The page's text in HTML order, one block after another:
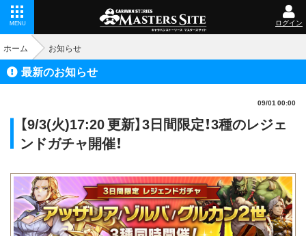
MENU ログイン
ホーム お知らせ
最新のお知らせ
09/01 00:00
【9/3(火)17:20 更新】3日間限定！3種のレジェ
ンドガチャ開催！